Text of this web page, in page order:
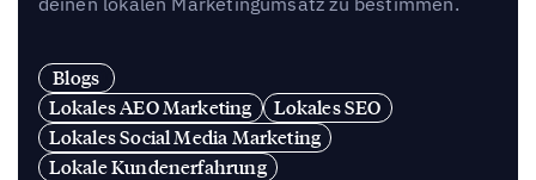
Blogs
Lokales AEO Marketing
Lokales SEO
Lokales Social Media Marketing
Lokale Kundenerfahrung